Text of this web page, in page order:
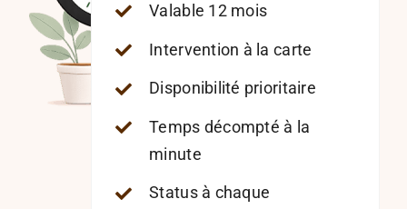
Valable 12 mois
Intervention à la carte
Disponibilité prioritaire
Temps décompté à la
minute
Status à chaque